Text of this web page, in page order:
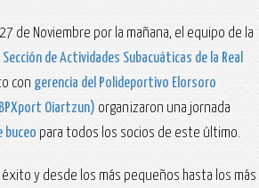
de Noviembre por la mañana, el equipo de la
Sección de Actividades Subacuáticas de la Real
con gerencia del Polideportivo Elorsoro
Oiartzun) organizaron una jornada
buceo para todos los socios de este último.
y desde los más pequeños hasta los más